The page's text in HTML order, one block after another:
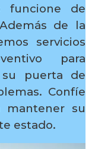
funcione de
de la
servicios
para
puerta de
Confíe
mantener su
estado.